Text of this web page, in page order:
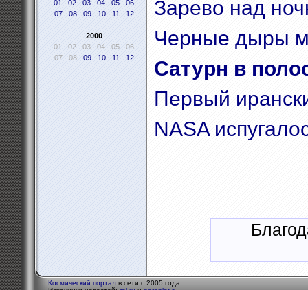
01
02 03 04 05
06
07
08 09 10 11 12
2000
01
02 03 04 05
06
07
08 09 10 11 12
Зарево над
Черные дыры
Сатурн в
Первый
NASA
Космический портал в сети с 2005 года